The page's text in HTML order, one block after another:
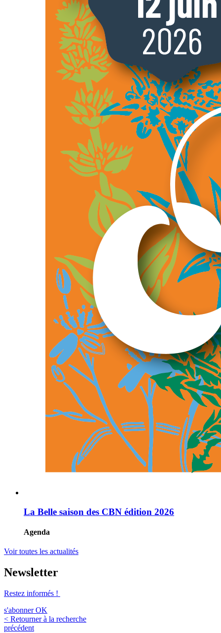
La Belle saison des CBN édition 2026
Agenda
Voir toutes les actualités
Newsletter
Restez informés !
s'abonner OK
< Retourner à la recherche
précédent